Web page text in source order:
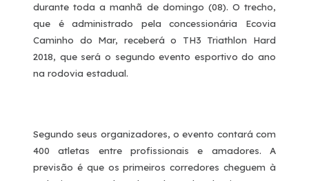
durante toda a manhã de domingo (08). O trecho,
que é administrado pela concessionária Ecovia
Caminho do Mar, receberá o TH3 Triathlon Hard
2018, que será o segundo evento esportivo do ano
na rodovia estadual.
Segundo seus organizadores, o evento contará com
400 atletas entre profissionais e amadores. A
previsão é que os primeiros corredores cheguem à